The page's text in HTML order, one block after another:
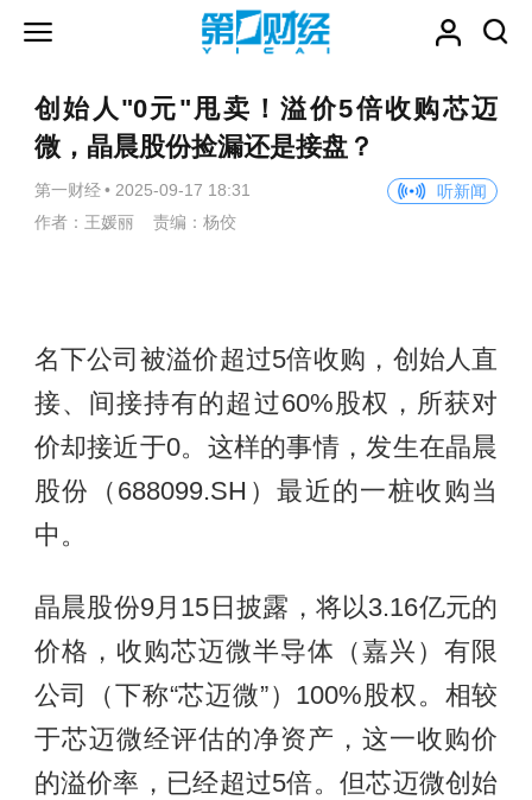
创始人"0元"甩卖！溢价5倍收购芯迈
微，晶晨股份捡漏还是接盘？
第一财经 • 2025-09-17 18:31
听新闻
作者：王媛丽 责编：杨佼
名下公司被溢价超过5倍收购，创始人直
接、间接持有的超过60%股权，所获对
价却接近于0。这样的事情，发生在晶晨
股份（688099.SH）最近的一桩收购当
中。
晶晨股份9月15日披露，将以3.16亿元的
价格，收购芯迈微半导体（嘉兴）有限
公司（下称“芯迈微”）100%股权。相较
于芯迈微经评估的净资产，这一收购价
的溢价率，已经超过5倍。但芯迈微创始